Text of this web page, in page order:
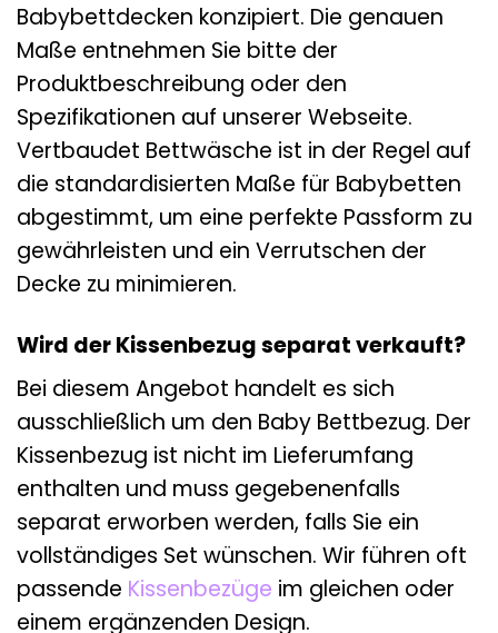
Babybettdecken konzipiert. Die genauen
Maße entnehmen Sie bitte der
Produktbeschreibung oder den
Spezifikationen auf unserer Webseite.
Vertbaudet Bettwäsche ist in der Regel auf
die standardisierten Maße für Babybetten
abgestimmt, um eine perfekte Passform zu
gewährleisten und ein Verrutschen der
Decke zu minimieren.
Wird der Kissenbezug separat verkauft?
Bei diesem Angebot handelt es sich
ausschließlich um den Baby Bettbezug. Der
Kissenbezug ist nicht im Lieferumfang
enthalten und muss gegebenenfalls
separat erworben werden, falls Sie ein
vollständiges Set wünschen. Wir führen oft
passende Kissenbezüge im gleichen oder
einem ergänzenden Design.